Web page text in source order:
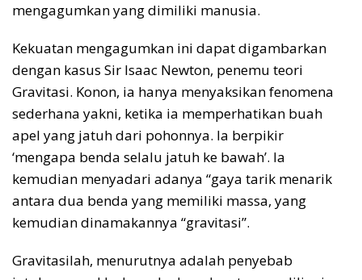
mengagumkan yang dimiliki manusia.
Kekuatan mengagumkan ini dapat digambarkan
dengan kasus Sir Isaac Newton, penemu teori
Gravitasi. Konon, ia hanya menyaksikan fenomena
sederhana yakni, ketika ia memperhatikan buah
apel yang jatuh dari pohonnya. Ia berpikir
‘mengapa benda selalu jatuh ke bawah’. Ia
kemudian menyadari adanya “gaya tarik menarik
antara dua benda yang memiliki massa, yang
kemudian dinamakannya “gravitasi”.
Gravitasilah, menurutnya adalah penyebab